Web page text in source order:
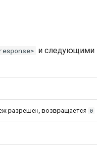
и следующими
разрешен, возвращается 0